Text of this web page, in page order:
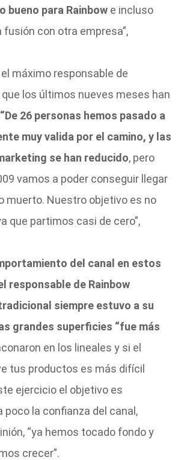
bueno para Rainbowe incluso
fusión con otra empresa”,
máximo responsable de
los últimos nueves meses han
“De 26 personas hemos pasado a
muy valida por el camino, y las
se han reducido, pero
vamos a poder conseguir llegar
muerto. Nuestro objetivo es no
que partimos casi de cero”,
del canal en estos
responsable de Rainbow
siempre estuvo a su
grandes superficies “fue más
en los lineales y si el
tus productos es más difícil
ejercicio el objetivo es
poco la confianza del canal,
“ya hemos tocado fondo y
crecer”.